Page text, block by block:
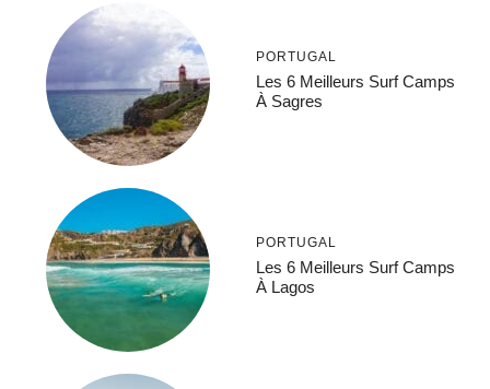
PORTUGAL
Les 6 Meilleurs Surf Camps
À Sagres
PORTUGAL
Les 6 Meilleurs Surf Camps
À Lagos